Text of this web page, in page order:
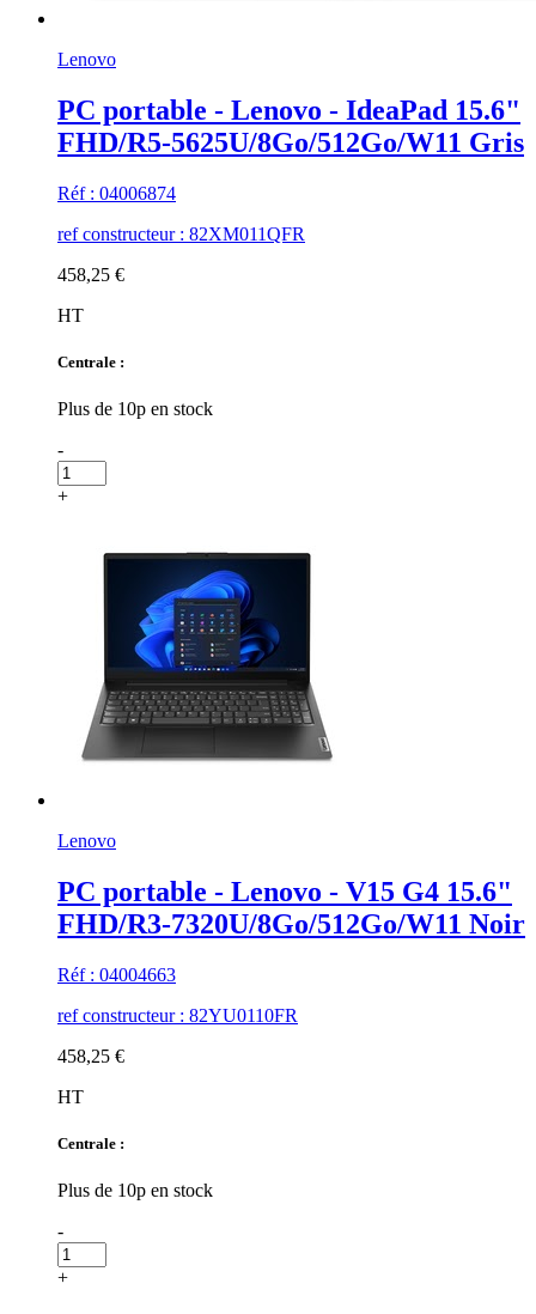
Lenovo
PC portable - Lenovo - IdeaPad 15.6"
FHD/R5-5625U/8Go/512Go/W11 Gris
Réf : 04006874
ref constructeur : 82XM011QFR
458,25 €
HT
Centrale :
Plus de 10p en stock
-
+
Lenovo
PC portable - Lenovo - V15 G4 15.6"
FHD/R3-7320U/8Go/512Go/W11 Noir
Réf : 04004663
ref constructeur : 82YU0110FR
458,25 €
HT
Centrale :
Plus de 10p en stock
-
+